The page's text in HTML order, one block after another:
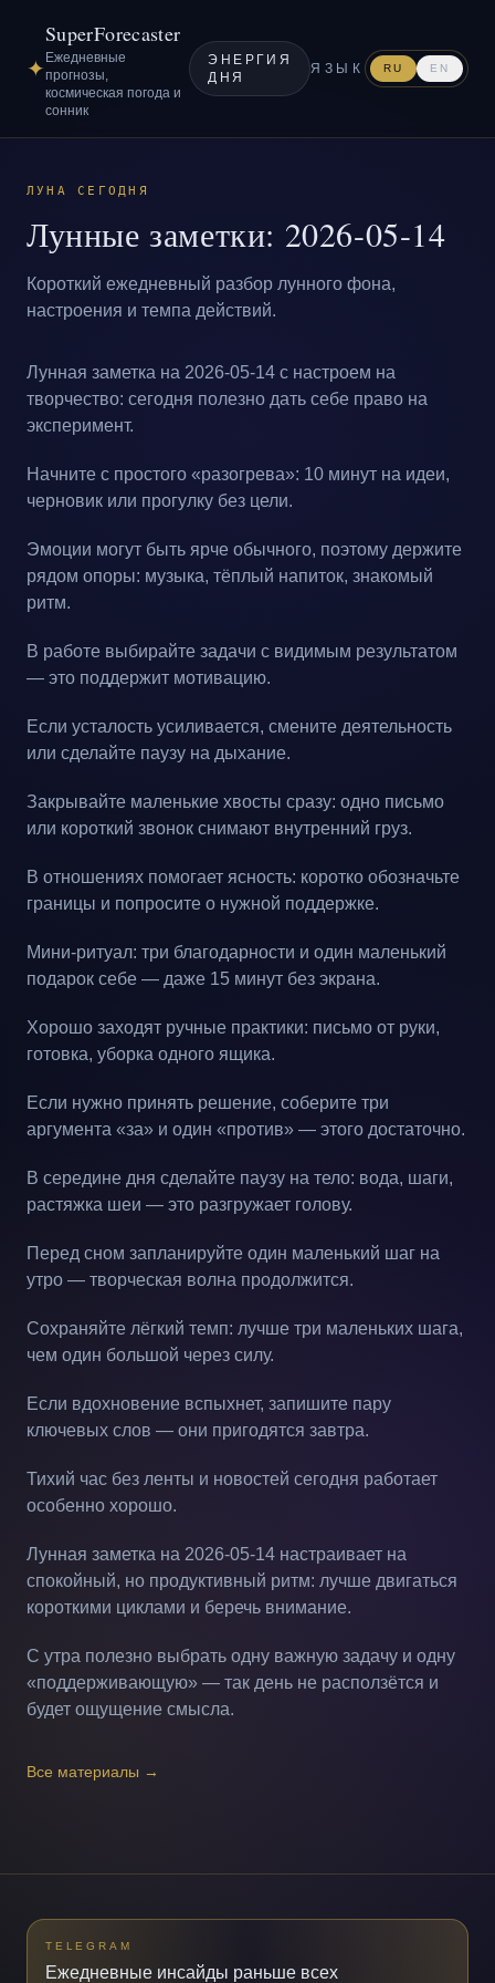
✦
SuperForecaster
Ежедневные
прогнозы,
космическая погода и
сонник
ЭНЕРГИЯ
ДНЯ
ЯЗЫК RU EN
ЛУНА СЕГОДНЯ
Лунные заметки: 2026-05-14
Короткий ежедневный разбор лунного фона,
настроения и темпа действий.
Лунная заметка на 2026-05-14 с настроем на
творчество: сегодня полезно дать себе право на
эксперимент.
Начните с простого «разогрева»: 10 минут на идеи,
черновик или прогулку без цели.
Эмоции могут быть ярче обычного, поэтому держите
рядом опоры: музыка, тёплый напиток, знакомый
ритм.
В работе выбирайте задачи с видимым результатом
— это поддержит мотивацию.
Если усталость усиливается, смените деятельность
или сделайте паузу на дыхание.
Закрывайте маленькие хвосты сразу: одно письмо
или короткий звонок снимают внутренний груз.
В отношениях помогает ясность: коротко обозначьте
границы и попросите о нужной поддержке.
Мини-ритуал: три благодарности и один маленький
подарок себе — даже 15 минут без экрана.
Хорошо заходят ручные практики: письмо от руки,
готовка, уборка одного ящика.
Если нужно принять решение, соберите три
аргумента «за» и один «против» — этого достаточно.
В середине дня сделайте паузу на тело: вода, шаги,
растяжка шеи — это разгружает голову.
Перед сном запланируйте один маленький шаг на
утро — творческая волна продолжится.
Сохраняйте лёгкий темп: лучше три маленьких шага,
чем один большой через силу.
Если вдохновение вспыхнет, запишите пару
ключевых слов — они пригодятся завтра.
Тихий час без ленты и новостей сегодня работает
особенно хорошо.
Лунная заметка на 2026-05-14 настраивает на
спокойный, но продуктивный ритм: лучше двигаться
короткими циклами и беречь внимание.
С утра полезно выбрать одну важную задачу и одну
«поддерживающую» — так день не расползётся и
будет ощущение смысла.
Все материалы →
TELEGRAM
Ежедневные инсайды раньше всех